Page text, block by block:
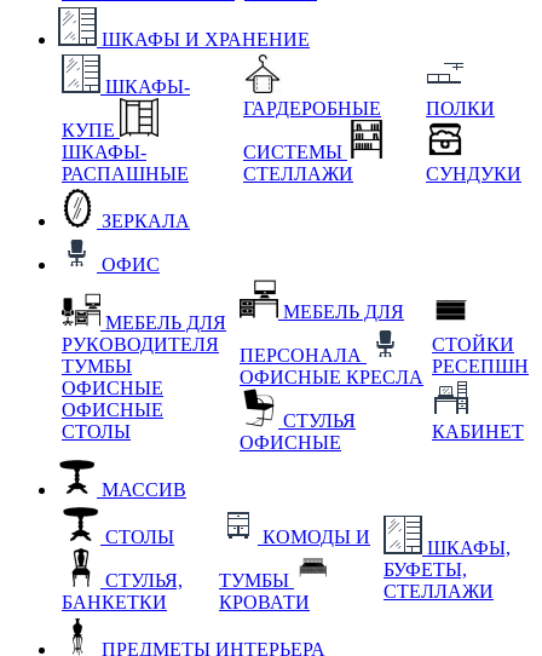
ШКАФЫ И ХРАНЕНИЕ
ШКАФЫ-
КУПЕ
ШКАФЫ-
РАСПАШНЫЕ
ГАРДЕРОБНЫЕ
СИСТЕМЫ
СТЕЛЛАЖИ
ПОЛКИ
СУНДУКИ
ЗЕРКАЛА
ОФИС
МЕБЕЛЬ ДЛЯ
РУКОВОДИТЕЛЯ
ТУМБЫ
ОФИСНЫЕ
ОФИСНЫЕ
СТОЛЫ
МЕБЕЛЬ ДЛЯ
ПЕРСОНАЛА
ОФИСНЫЕ КРЕСЛА
СТУЛЬЯ
ОФИСНЫЕ
СТОЙКИ
РЕСЕПШН
КАБИНЕТ
МАССИВ
СТОЛЫ
СТУЛЬЯ,
БАНКЕТКИ
КОМОДЫ И
ТУМБЫ
КРОВАТИ
ШКАФЫ,
БУФЕТЫ,
СТЕЛЛАЖИ
ПРЕДМЕТЫ ИНТЕРЬЕРА